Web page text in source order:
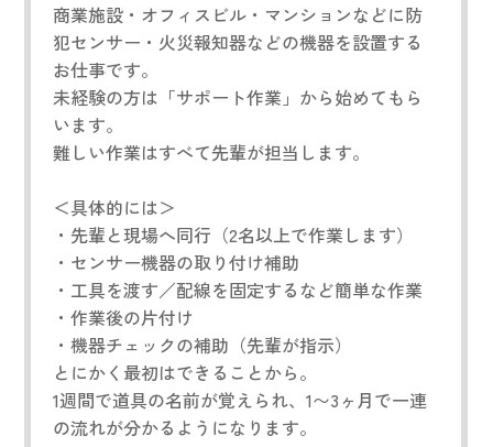
商業施設・オフィスビル・マンションなどに防
犯センサー・火災報知器などの機器を設置する
お仕事です。
未経験の方は「サポート作業」から始めてもら
います。
難しい作業はすべて先輩が担当します。
＜具体的には＞
・先輩と現場へ同行（2名以上で作業します）
・センサー機器の取り付け補助
・工具を渡す／配線を固定するなど簡単な作業
・作業後の片付け
・機器チェックの補助（先輩が指示）
とにかく最初はできることから。
1週間で道具の名前が覚えられ、1〜3ヶ月で一連
の流れが分かるようになります。